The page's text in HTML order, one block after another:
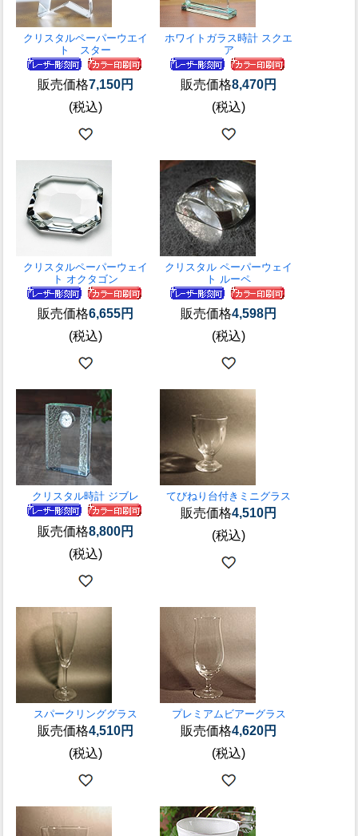
クリスタルペーパーウエイ
ト スター
販売価格7,150円
(税込)
ホワイトガラス時計 スクエ
ア
販売価格8,470円
(税込)
クリスタルペーパーウェイ
ト オクタゴン
販売価格6,655円
(税込)
クリスタル ペーパーウェイ
ト ルーペ
販売価格4,598円
(税込)
クリスタル時計 ジブレ
販売価格8,800円
(税込)
てびねり台付きミニグラス
販売価格4,510円
(税込)
スパークリンググラス
販売価格4,510円
(税込)
プレミアムビアーグラス
販売価格4,620円
(税込)